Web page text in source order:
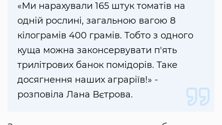
«Ми нарахували 165 штук томатів на
одній рослині, загальною вагою 8
кілограмів 400 грамів. Тобто з одного
куща можна законсервувати п'ять
трилітрових банок помідорів. Таке
досягнення наших аграріїв!» -
розповіла Лана Вєтрова.